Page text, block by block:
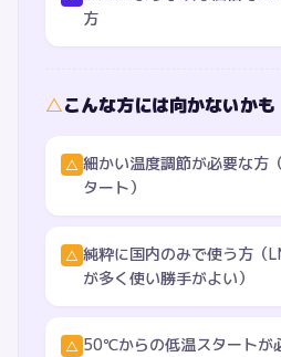
方
△こんな方には向かないかも
△ 細かい温度調節が必要な
タート）
△ 純粋に国内のみで使う方（
が多く使い勝手がよい）
△ 50℃からの低温スタートが